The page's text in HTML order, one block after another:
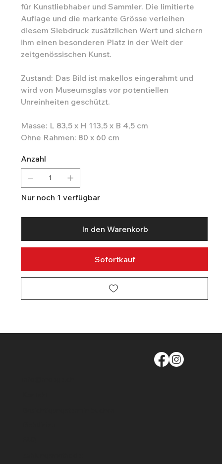
für Kunstliebhaber und Sammler. Die limitierte
Auflage und die markante Grösse verleihen
diesem Siebdruck zusätzlichen Wert und sichern
ihm einen besonderen Platz in der Welt der
zeitgenössischen Kunst.
Zustand: Das Bild ist makellos eingerahmt und
wird von Museumsglas vor potentiellen
Unreinheiten geschützt.
Masse: L 83,5 x H 113,5 x B 4,5 cm
Ohne Rahmen: 80 x 60 cm
Anzahl
Nur noch 1 verfügbar
In den Warenkorb
Sofortkauf